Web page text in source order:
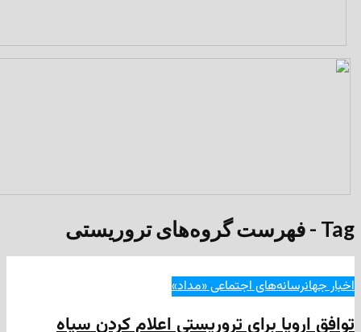
اجتماعی «مداد»
برای تروریستی اعلام کردن سپاه